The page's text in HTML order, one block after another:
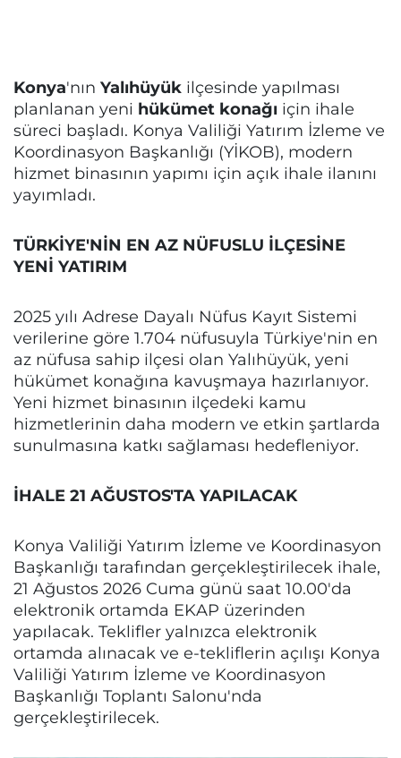
Konya'nın Yalıhüyük ilçesinde yapılması
planlanan yeni hükümet konağı için ihale
süreci başladı. Konya Valiliği Yatırım İzleme ve
Koordinasyon Başkanlığı (YİKOB), modern
hizmet binasının yapımı için açık ihale ilanını
yayımladı.
TÜRKİYE'NİN EN AZ NÜFUSLU İLÇESİNE
YENİ YATIRIM
2025 yılı Adrese Dayalı Nüfus Kayıt Sistemi
verilerine göre 1.704 nüfusuyla Türkiye'nin en
az nüfusa sahip ilçesi olan Yalıhüyük, yeni
hükümet konağına kavuşmaya hazırlanıyor.
Yeni hizmet binasının ilçedeki kamu
hizmetlerinin daha modern ve etkin şartlarda
sunulmasına katkı sağlaması hedefleniyor.
İHALE 21 AĞUSTOS'TA YAPILACAK
Konya Valiliği Yatırım İzleme ve Koordinasyon
Başkanlığı tarafından gerçekleştirilecek ihale,
21 Ağustos 2026 Cuma günü saat 10.00'da
elektronik ortamda EKAP üzerinden
yapılacak. Teklifler yalnızca elektronik
ortamda alınacak ve e-tekliflerin açılışı Konya
Valiliği Yatırım İzleme ve Koordinasyon
Başkanlığı Toplantı Salonu'nda
gerçekleştirilecek.